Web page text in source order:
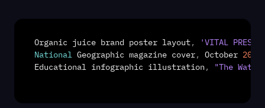
Organic juice brand poster layout, 'VITAL PRESS'
National Geographic magazine cover, October 2025
Educational infographic illustration, "The